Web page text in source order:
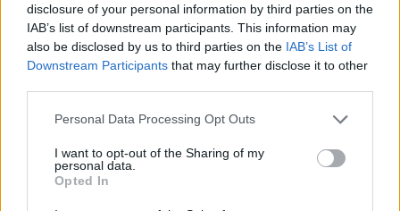
disclosure of your personal information by third parties on the
IAB’s list of downstream participants. This information may
also be disclosed by us to third parties on the IAB’s List of
Downstream Participants that may further disclose it to other
Please note that this website/app uses one or more Google
not limited to your visit or usage behaviour. You may click to
grant or deny consent to Google and its third-party tags to
use your data for below specified purposes in below Google
Personal Data Processing Opt Outs
I want to opt-out of the Sharing of my
personal data.
Opted In
Kövess minket, és értesülj a friss hírekről a
Facebookon is!
Követem
HÍRADÓ #ÁREMELÉS